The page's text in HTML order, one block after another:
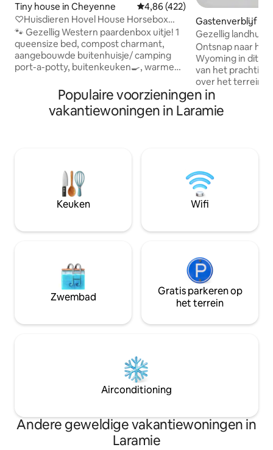
Tiny house in Cheyenne Gemiddelde beoordeling van
4,86 (422)
♡Huisdieren Hovel House Horsebox
Reno -20% 2e,3e nacht
🐾 Gezellig Western paardenbox uitje! 1
queensize bed, compost charmant,
aangebouwde buitenhuisje/ camping
port-a-potty, buitenkeuken🍳, warme
huisdieren verblijven gratis (meer met
goedkeuring, $ 10 per stuk) 2 mijl van I-
25, 10 minuten naar de stad,
halfbad en keuken. Als dit een
potentiële dealbreaker is, vraag het dan
via een bericht. Spelletjes, vuurplaatsen,
paarden, kippen en bijen. Onverharde
verkennen!
Gastenverblijf in
Gezellig
minuten van de
Ontsnap naar het
Wyoming in dit
van het
over het terrein
(vaak met
slechts 5
Range Blvd met
naar Curt Gowdy
prachtige natuur
ontdekken! Casa
thuisgevoel, zelfs
dat we graag met
Populaire voorzieningen in
vakantiewoningen in Laramie
Keuken Wifi
Zwembad
Gratis parkeren op
het terrein
Airconditioning
Andere geweldige vakantiewoningen in
Laramie